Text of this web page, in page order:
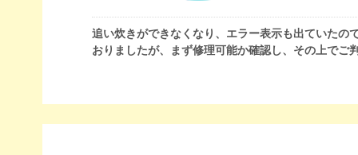
追い炊きができなくなり、エラー表示も出ていたの
おりましたが、まず修理可能か確認し、その上でご